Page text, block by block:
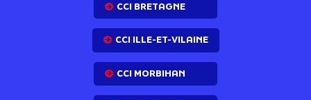
CCI BRETAGNE
CCI ILLE-ET-VILAINE
CCI MORBIHAN